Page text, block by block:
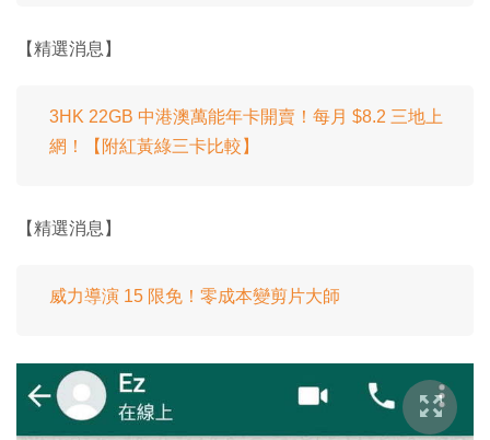
【精選消息】
3HK 22GB 中港澳萬能年卡開賣！每月 $8.2 三地上
網！【附紅黃綠三卡比較】
【精選消息】
威力導演 15 限免！零成本變剪片大師